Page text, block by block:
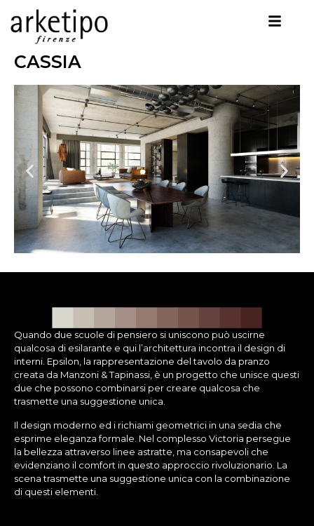
CASSIA
Quando due scuole di pensiero si uniscono può uscirne
qualcosa di esilarante e qui l’architettura incontra il design di
interni. Epsilon, la rappresentazione del tavolo da pranzo
creata da Manzoni & Tapinassi, è un progetto che unisce questi
due che possono combinarsi per creare qualcosa che
trasmette una suggestione unica.
Il design moderno ed i richiami geometrici in una sedia che
esprime eleganza formale. Nel complesso Victoria persegue
la bellezza attraverso linee astratte, ma consapevoli che
evidenziano il comfort in questo approccio rivoluzionario. La
scena trasmette una suggestione unica con la combinazione
di questi elementi.